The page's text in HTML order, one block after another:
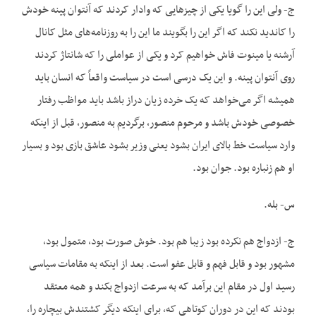
ج- ولی این را گویا یکی از چیزهایی که وادار کردند که آنتوان پینه خودش
را کاندید نکند که اگر این را بگویند ما این را به روزنامه‌های مثل کانال
آرشنه یا مینوت فاش خواهیم کرد و یکی از عواملی را که شانتاژ کردند
روی آنتوان پینه. و این یک درسی است در سیاست واقعاً که انسان باید
همیشه اگر می‌خواهد که یک خرده زیان دراز باشد باید مواظب رفتار
خصوصی خودش باشد و مرحوم منصور، برگردیم به منصور، قبل از اینکه
وارد سیاست خط بالای ایران بشود یعنی وزیر بشود عاشق بازی بود و بسیار
او هم زنباره بود. جوان بود.
س- بله.
ج- ازدواج هم نکرده بود زیبا هم بود. خوش صورت بود، متمول بود،
مشهور بود و قابل فهم و قابل عفو است. بعد از اینکه به مقامات سیاسی
رسید اول در مقام این برآمد که به سرعت ازدواج بکند و همه معتقد
بودند که این در دوران کوتاهی که، برای اینکه دیگر کشتندش بیچاره را،